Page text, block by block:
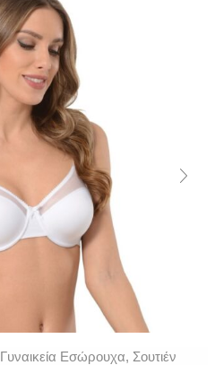
Γυναικεία Εσώρουχα, Σουτιέν